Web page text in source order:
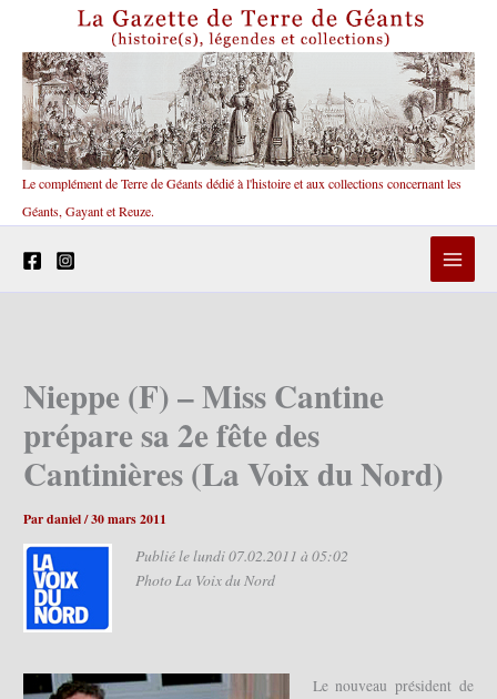
contenu
Le complément de Terre de Géants dédié à l'histoire et aux collections concernant les
Géants, Gayant et Reuze.
Nieppe (F) – Miss Cantine
prépare sa 2e fête des
Cantinières (La Voix du Nord)
Pardaniel/30 mars 2011
Publié le lundi 07.02.2011 à 05:02
Photo La Voix du Nord
Le nouveau président de